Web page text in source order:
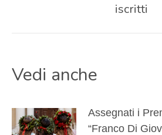
post:
iscritti
Vedi anche
Assegnati i
“Franco Di